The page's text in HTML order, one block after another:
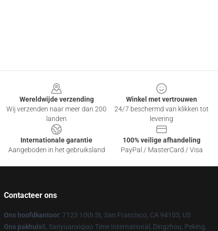
Wereldwijde verzending
Wij verzenden naar meer dan 200
landen
Winkel met vertrouwen
24/7 beschermd van klikken tot
levering
Internationale garantie
Aangeboden in het gebruiksland
100% veilige afhandeling
PayPal / MasterCard / Visa
Contacteer ons
Ons hoofdkantoor: 7123 10th St, San Francisco, CA 94103, US
Ons pakhuis8, Sanyuanxiqiao Time International, Dingzhou, Peking,